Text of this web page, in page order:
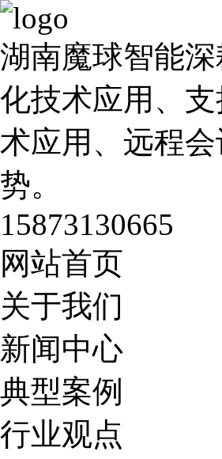
湖南魔球智能
化技术应用、
术应用、远程
势。
15873130665
网站首页
关于我们
新闻中心
典型案例
行业观点